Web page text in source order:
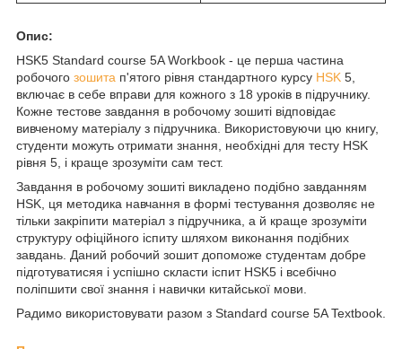
Опис:
HSK5 Standard course 5A Workbook - це перша частина
робочого зошита п'ятого рівня стандартного курсу HSK 5,
включає в себе вправи для кожного з 18 уроків в підручнику.
Кожне тестове завдання в робочому зошиті відповідає
вивченому матеріалу з підручника. Використовуючи цю книгу,
студенти можуть отримати знання, необхідні для тесту HSK
рівня 5, і краще зрозуміти сам тест.
Завдання в робочому зошиті викладено подібно завданням
HSK, ця методика навчання в формі тестування дозволяє не
тільки закріпити матеріал з підручника, а й краще зрозуміти
структуру офіційного іспиту шляхом виконання подібних
завдань. Даний робочий зошит допоможе студентам добре
підготуватисяя і успішно скласти іспит HSK5 і всебічно
поліпшити свої знання і навички китайської мови.
Радимо використовувати разом з Standard course 5A Textbook.